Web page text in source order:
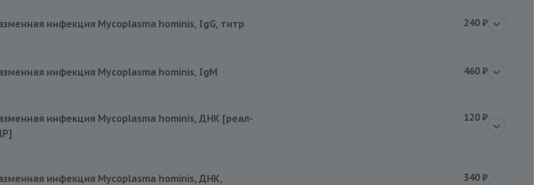
инфекция Mycoplasma hominis, IgG, титр 240 ₽
инфекция Mycoplasma hominis, IgM 460 ₽
инфекция Mycoplasma hominis, ДНК [реал-
120 ₽
инфекция Mycoplasma hominis, ДНК,
340 ₽